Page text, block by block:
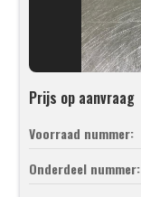
Prijs op aanvraag
Voorraad nummer:
Onderdeel nummer: